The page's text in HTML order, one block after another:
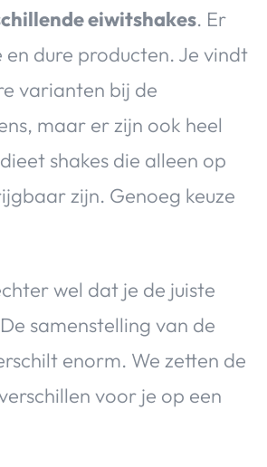
eiwitshakes. Er
en dure producten. Je vindt
varianten bij de
maar er zijn ook heel
shakes die alleen op
zijn. Genoeg keuze
wel dat je de juiste
samenstelling van de
enorm. We zetten de
voor je op een